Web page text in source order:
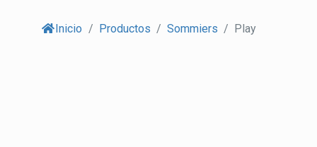
Inicio / Productos / Sommiers / Play